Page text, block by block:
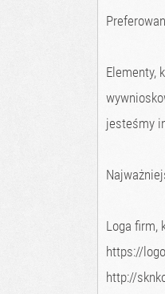
Elementy,
jesteśmy
Loga firm,
https://
http://